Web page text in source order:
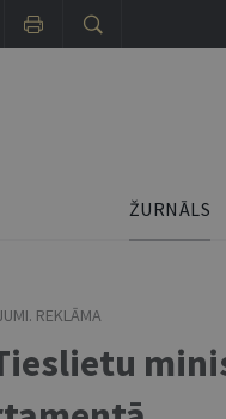
ŽURNĀLS
REKLĀMA